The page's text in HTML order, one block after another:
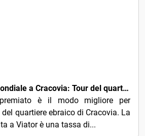
Seconda guerra mondiale a Cracovia: Tour del quartiere ebraico & del ghetto
è il modo migliore per
quartiere ebraico di Cracovia. La
a Viator è una tassa di...